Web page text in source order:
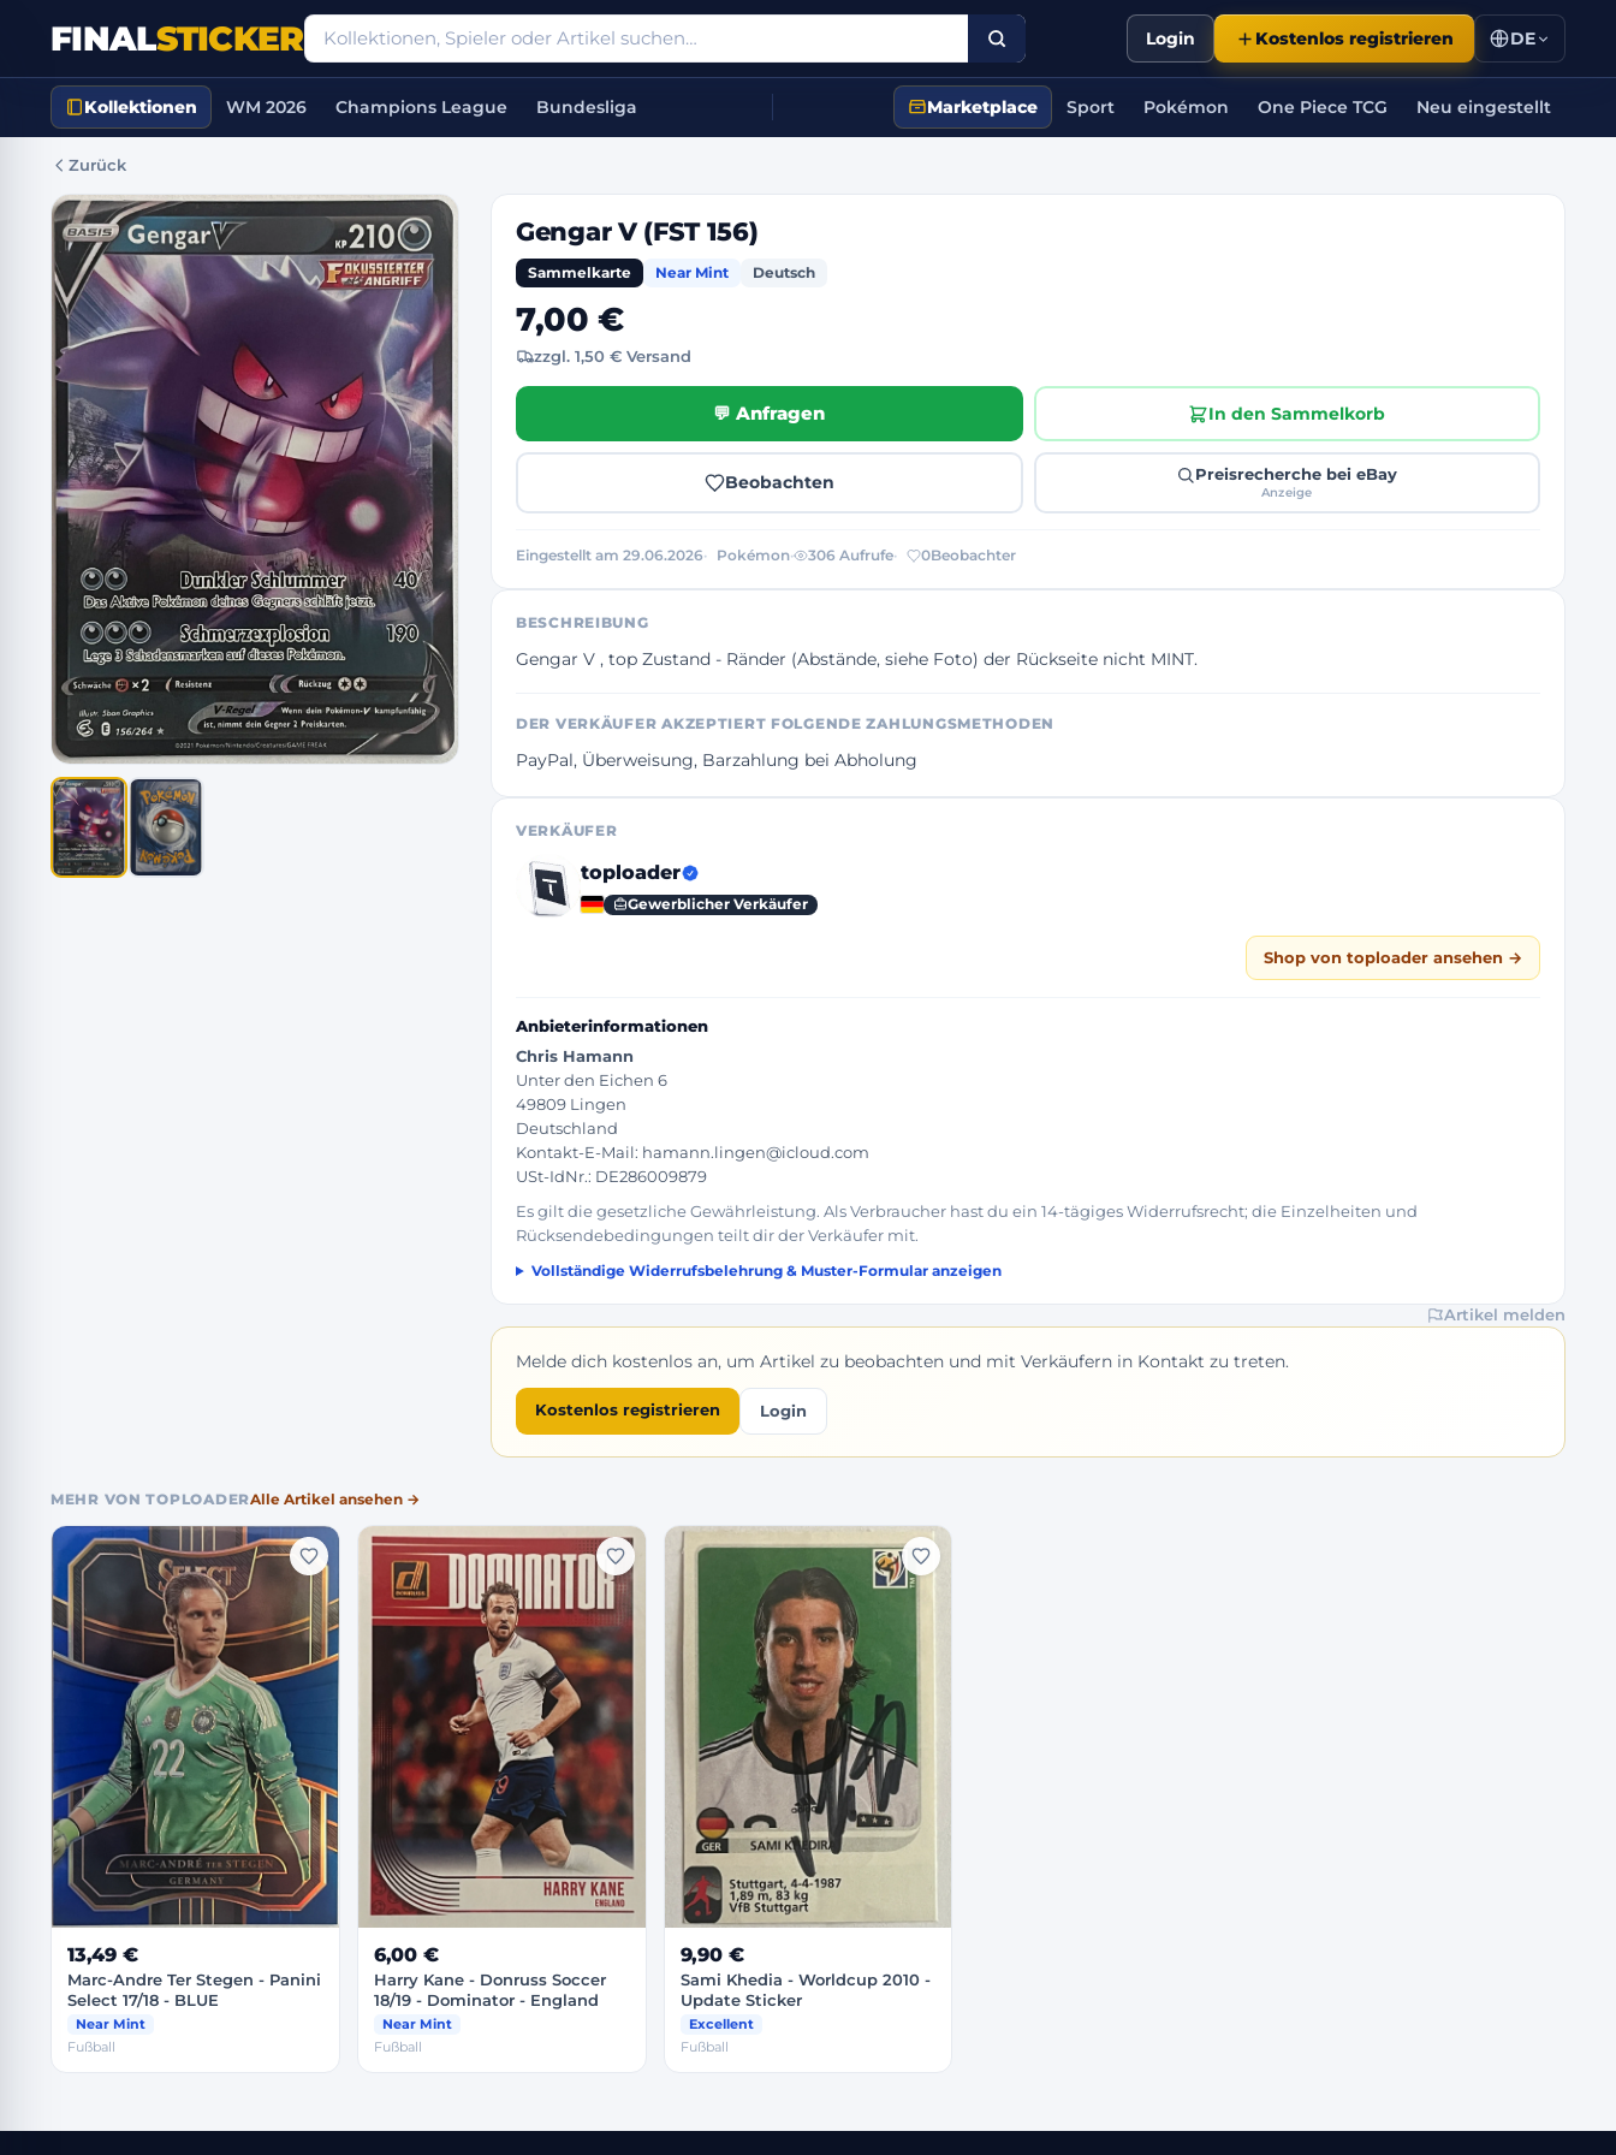
FINALSTICKER Login Kostenlos registrieren DE
Kollektionen WM 2026 Champions League Bundesliga Marketplace Sport Pokémon One Piece TCG Neu eingestellt
Zurück
Gengar V (FST 156)
Sammelkarte Near Mint Deutsch
7,00 €
zzgl. 1,50 € Versand
💬 Anfragen In den Sammelkorb
Beobachten Preisrecherche bei eBay
Anzeige
Eingestellt am 29.06.2026 Pokémon 306 Aufrufe 0Beobachter
BESCHREIBUNG
Gengar V , top Zustand - Ränder (Abstände, siehe Foto) der Rückseite nicht MINT.
DER VERKÄUFER AKZEPTIERT FOLGENDE ZAHLUNGSMETHODEN
PayPal, Überweisung, Barzahlung bei Abholung
VERKÄUFER
toploader
Gewerblicher Verkäufer
Shop von toploader ansehen →
Anbieterinformationen
Chris Hamann
Unter den Eichen 6
49809 Lingen
Deutschland
Kontakt-E-Mail: hamann.lingen@icloud.com
USt-IdNr.: DE286009879
Es gilt die gesetzliche Gewährleistung. Als Verbraucher hast du ein 14-tägiges Widerrufsrecht; die Einzelheiten und
Rücksendebedingungen teilt dir der Verkäufer mit.
Vollständige Widerrufsbelehrung & Muster-Formular anzeigen
Artikel melden
Melde dich kostenlos an, um Artikel zu beobachten und mit Verkäufern in Kontakt zu treten.
Kostenlos registrieren Login
MEHR VON TOPLOADERAlle Artikel ansehen →
13,49 €
Marc-Andre Ter Stegen - Panini
Select 17/18 - BLUE
Near Mint
Fußball
6,00 €
Harry Kane - Donruss Soccer
18/19 - Dominator - England
Near Mint
Fußball
9,90 €
Sami Khedia - Worldcup 2010 -
Update Sticker
Excellent
Fußball